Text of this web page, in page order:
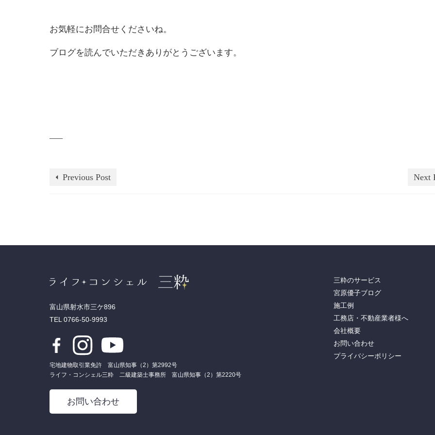
お気軽にお問合せくださいね。
ブログを読んでいただきありがとうございます。
—–
Previous Post Next
富山県射水市三ケ896
TEL 0766-50-9993
宅地建物取引業免許 富山県知事（2）第2992号
ライフ・コンシェル三粋 二級建築士事務所 富山県知事（2）第2220号
お問い合わせ
三粋のサービス
宮原優子ブログ
施工例
工務店・不動産業者様へ
会社概要
お問い合わせ
プライバシーポリシー